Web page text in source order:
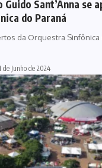
Sant’Anna se
do Paraná
da Orquestra Sinfônica
de Junho de 2024